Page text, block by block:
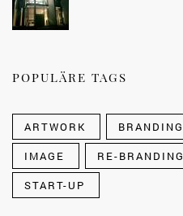
POPULÄRE TAGS
ARTWORK BRANDING
IMAGE
RE-BRANDING
START-UP